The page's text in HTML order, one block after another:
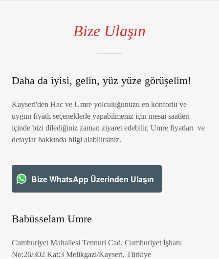
Bize Ulaşın
Daha da iyisi, gelin, yüz yüze görüşelim!
Kayseri'den Hac ve Umre yolculuğunuzu en konforlu ve
uygun fiyatlı seçeneklerle yapabilmeniz için mesai saatleri
içinde bizi dilediğiniz zaman ziyaret edebilir, Umre fiyatları ve
detaylar hakkında bilgi alabilirsiniz.
Bize WhatsApp Üzerinden Ulaşın
Babüsselam Umre
Cumhuriyet Mahallesi Tennuri Cad. Cumhuriyet İşhanı
No:26/302 Kat:3 Melikgazi/Kayseri, Türkiye